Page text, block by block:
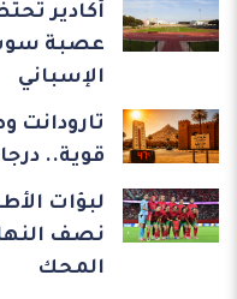
أكادير
عصبة
الإسباني
تارودانت
قوية.. درجات
لبؤات
المحك